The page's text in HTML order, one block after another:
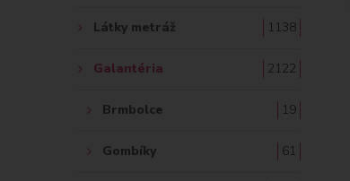
:
Látky metráž 1138
Galantéria 2122
Brmbolce 19
Gombíky 61